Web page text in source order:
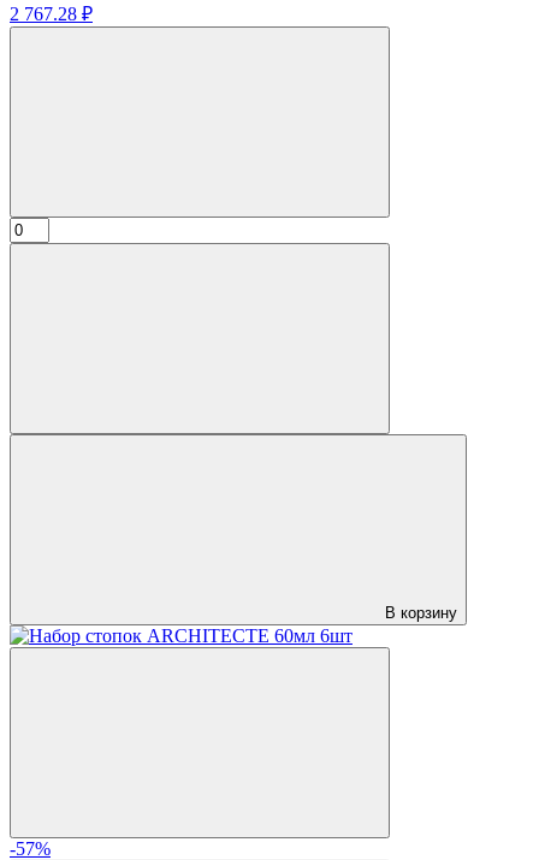
2 767.28 ₽
В корзину
-57%